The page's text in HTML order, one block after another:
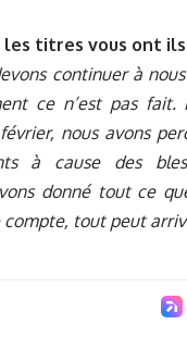
titres vous ont ils
continuer à
ce n’est pas
nous avons
à cause des
donné tout ce
compte, tout peut